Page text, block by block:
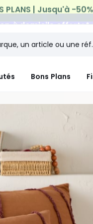
à domicile offerte*
Bons Plans